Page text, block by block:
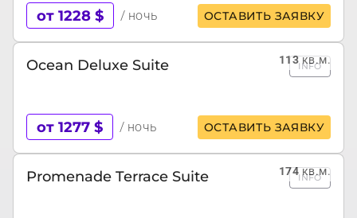
от 1228 $ / ночь ОСТАВИТЬ ЗАЯВКУ
113кв.м.
Ocean Deluxe Suite INFO
от 1277 $ / ночь ОСТАВИТЬ ЗАЯВКУ
174кв.м.
Promenade Terrace Suite INFO